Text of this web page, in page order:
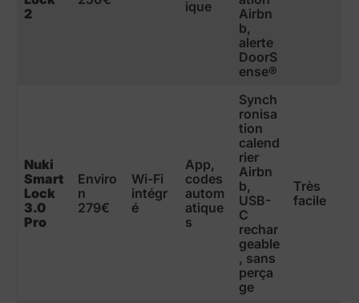
2
ique
Airbn
b,
alerte
DoorS
ense®
Nuki
Smart
Lock
3.0
Pro
Enviro
n
279€
Wi-Fi
intégr
é
App,
codes
autom
atique
s
Synch
ronisa
tion
calend
rier
Airbn
b,
USB-
C
rechar
geable
, sans
perça
ge
Très
facile